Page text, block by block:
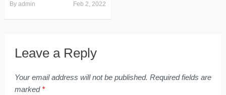
By admin Feb 2, 2022
Leave a Reply
Your email address will not be published. Required fields are
marked *